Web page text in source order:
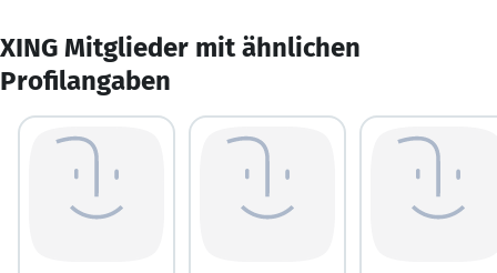
XING Mitglieder mit ähnlichen
Profilangaben